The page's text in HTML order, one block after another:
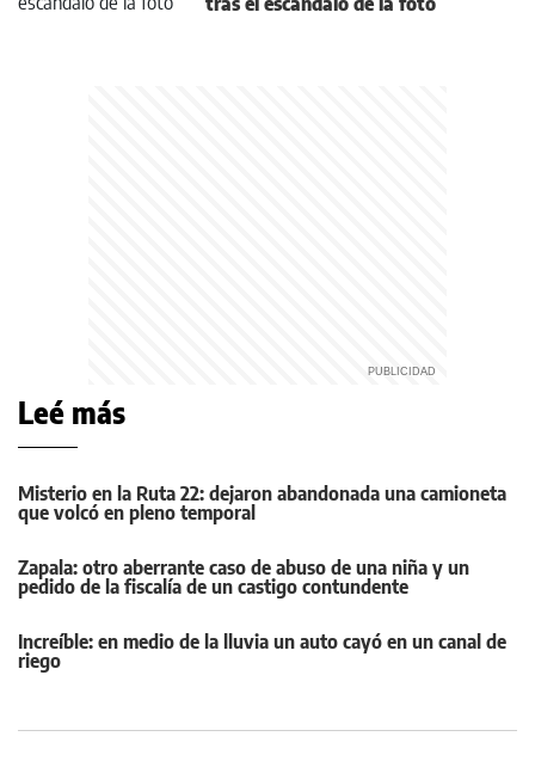
Leé más
Misterio en la Ruta 22: dejaron abandonada una camioneta
que volcó en pleno temporal
Zapala: otro aberrante caso de abuso de una niña y un
pedido de la fiscalía de un castigo contundente
Increíble: en medio de la lluvia un auto cayó en un canal de
riego